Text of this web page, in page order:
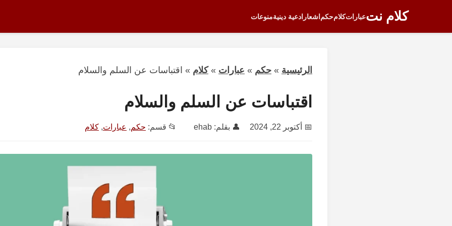
كلام نتعباراتكلامحكم اشعار ادعية دينيةمنوعات
الرئيسية » حكم » عبارات »كلام » اقتباسات عن السلم والسلام
اقتباسات عن السلم والسلام
📅 أكتوبر 22, 2024 👤 بقلم: ehab 📂 قسم: حكم, عبارات, كلام